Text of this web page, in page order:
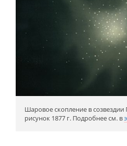
Шаровое скопление в созвездии
рисунок 1877 г. Подробнее см. в